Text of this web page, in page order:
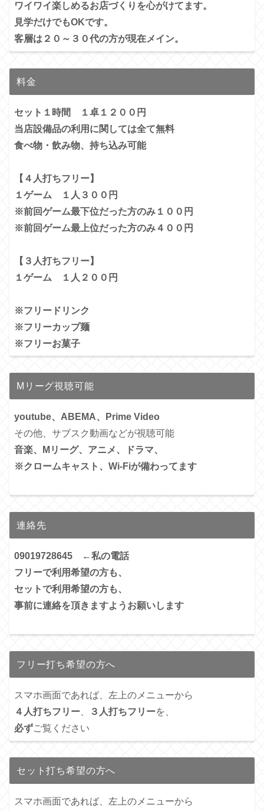
ワイワイ楽しめるお店づくりを心がけてます。
見学だけでもOKです。
客層は２０～３０代の方が現在メイン。
料金
セット１時間 １卓１２００円
当店設備品の利用に関しては全て無料
食べ物・飲み物、持ち込み可能
【４人打ちフリー】
１ゲーム １人３００円
※前回ゲーム最下位だった方のみ１００円
※前回ゲーム最上位だった方のみ４００円
【３人打ちフリー】
１ゲーム １人２００円
※フリードリンク
※フリーカップ麺
※フリーお菓子
Mリーグ視聴可能
youtube、ABEMA、Prime Video
その他、サブスク動画などが視聴可能
音楽、Mリーグ、アニメ、ドラマ、
※クロームキャスト、Wi-Fiが備わってます
連絡先
09019728645 ←私の電話
フリーで利用希望の方も、
セットで利用希望の方も、
事前に連絡を頂きますようお願いします
フリー打ち希望の方へ
スマホ画面であれば、左上のメニューから
４人打ちフリー
３人打ちフリーを、
必ずご覧ください
セット打ち希望の方へ
スマホ画面であれば、左上のメニューから